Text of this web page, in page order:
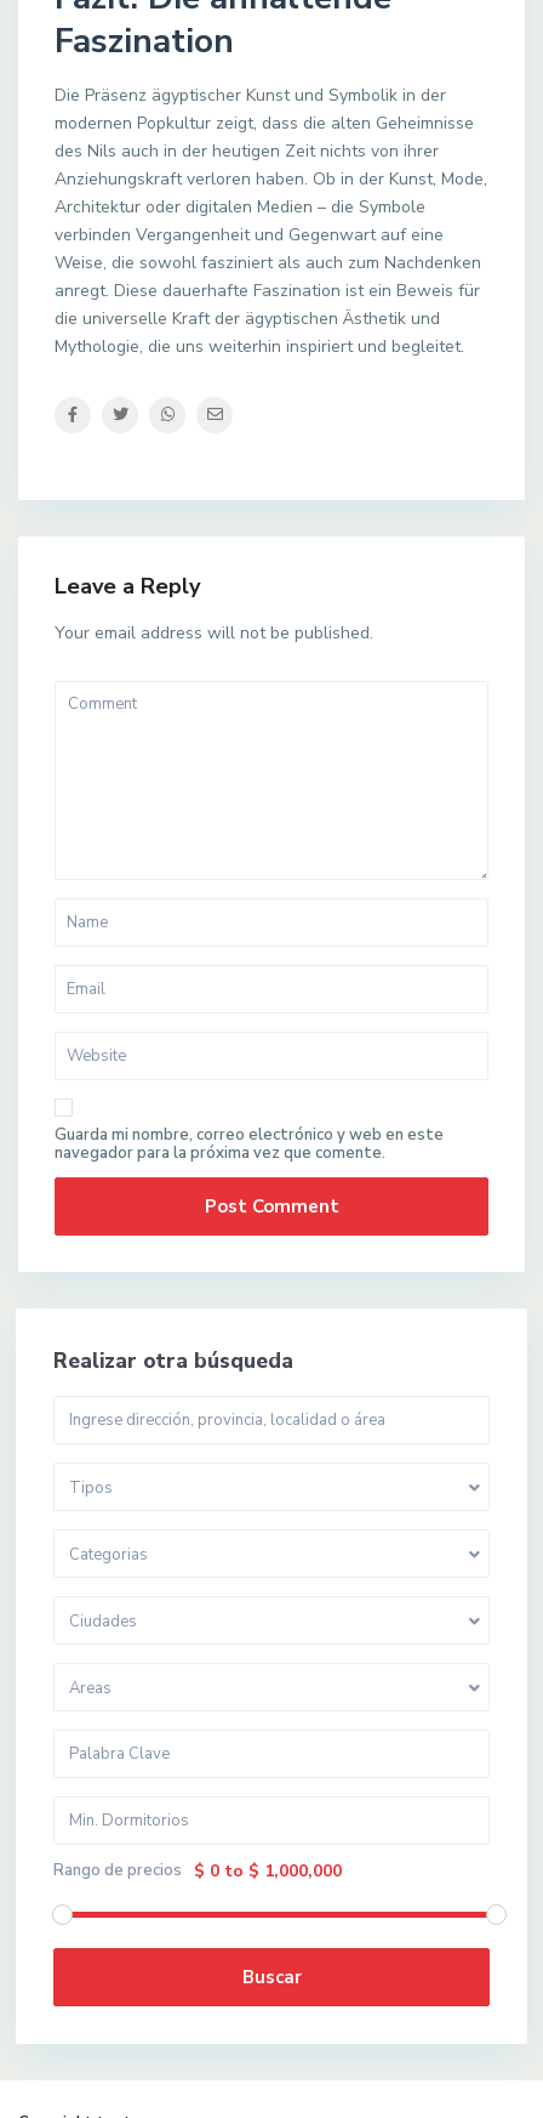
Faszination
Die Präsenz ägyptischer Kunst und Symbolik in der
modernen Popkultur zeigt, dass die alten Geheimnisse
des Nils auch in der heutigen Zeit nichts von ihrer
Anziehungskraft verloren haben. Ob in der Kunst, Mode,
Architektur oder digitalen Medien – die Symbole
verbinden Vergangenheit und Gegenwart auf eine
Weise, die sowohl fasziniert als auch zum Nachdenken
anregt. Diese dauerhafte Faszination ist ein Beweis für
die universelle Kraft der ägyptischen Ästhetik und
Mythologie, die uns weiterhin inspiriert und begleitet.
Leave a Reply
Your email address will not be published.
Guarda mi nombre, correo electrónico y web en este
navegador para la próxima vez que comente.
Realizar otra búsqueda
Tipos
Categorias
Ciudades
Areas
Rango de precios $ 0 to $ 1,000,000
Buscar